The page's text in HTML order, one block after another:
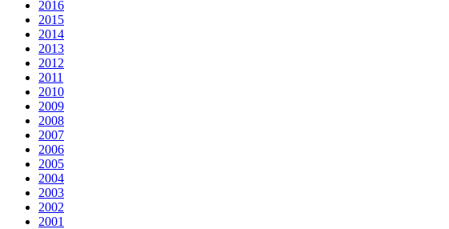
2016
2015
2014
2013
2012
2011
2010
2009
2008
2007
2006
2005
2004
2003
2002
2001